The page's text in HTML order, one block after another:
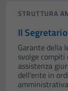
STRUTTURA
Il
Garante della
svolge
assistenza
dell'ente in